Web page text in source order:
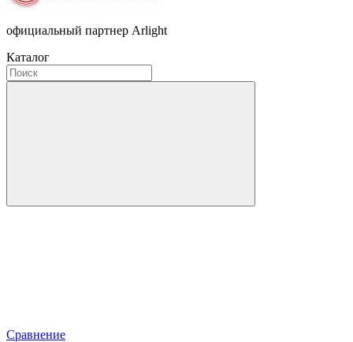
официальный партнер Arlight
Каталог
Сравнение